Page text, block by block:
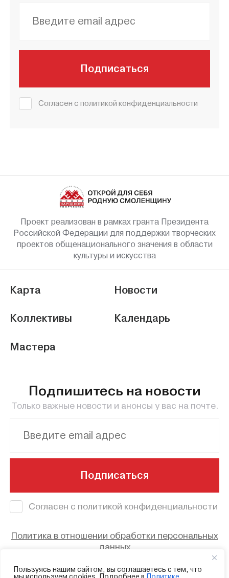
Пользуясь нашим сайтом, вы соглашаетесь с тем, что
Подписаться
Согласен с политикой конфиденциальности
Проект реализован в рамках гранта Президента
Российской Федерации для поддержки творческих
проектов общенационального значения в области
культуры и искусства
Карта
Коллективы
Мастера
Новости
Календарь
© 2023 - Смоленский областной центр
Политика в отношении обработки персональных
данных
Подпишитесь на новости
Только важные новости и анонсы у вас на почте.
Подписаться
Согласен с политикой конфиденциальности